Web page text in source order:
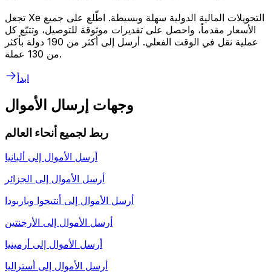
تجعل Xe التحويلات المالية الدولية سهلة وبسيطة. اطّلع على جميع
الأسعار مقدماً، واحصل على تقديرات موثوقة للتوصيل، وتتبّع كل
عملية نقل في الوقت الفعلي. أرسل إلى أكثر من 190 دولة بأكثر
من 130 عملة.
ابدأ
وجهات إرسال الأموال
ربط لجميع أنحاء العالم
أرسل الأموال إلى ألبانيا
أرسل الأموال إلى الجزائر
أرسل الأموال إلى أنتيجوا وباربودا
أرسل الأموال إلى الأرجنتين
أرسل الأموال إلى أرمينيا
أرسل الأموال إلى أستراليا